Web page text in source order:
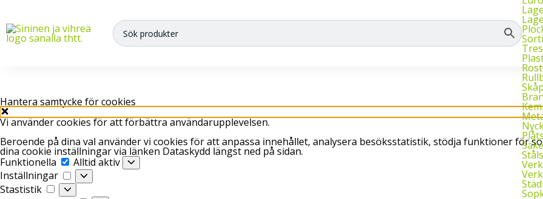
Hantera samtycke för cookies
Vi använder cookies för att förbättra användarupplevelsen.
Beroende på dina val använder vi cookies för att anpassa innehållet, analysera besöksstatistik, stödja funktioner för
dina cookie inställningar via länken Dataskydd längst ned på sidan.
Funktionella
Funktionella
Alltid aktiv
Inställningar
Inställningar
Stastistik
Stastistik
Skåp